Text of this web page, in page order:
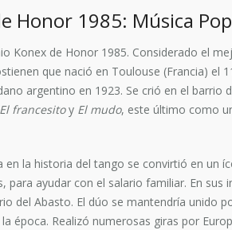
Honor 1985: Música
Konex de Honor 1985. Considerado el
que nació en Toulouse (Francia)
argentino en 1923. Se crió en el
El francesitoy El mudo, este último como
en la historia del tango se convirtió en un
para ayudar con el salario familiar. En
del Abasto. El dúo se mantendría unido
época. Realizó numerosas giras por